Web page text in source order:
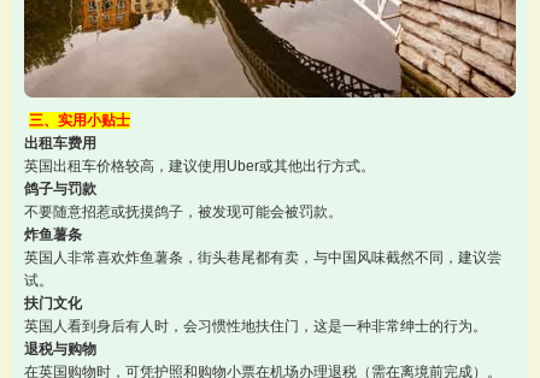
三、实用小贴士
出租车费用
英国出租车价格较高，建议使用Uber或其他出行方式。
鸽子与罚款
不要随意招惹或抚摸鸽子，被发现可能会被罚款。
炸鱼薯条
英国人非常喜欢炸鱼薯条，街头巷尾都有卖，与中国风味截然不同，建议尝
试。
扶门文化
英国人看到身后有人时，会习惯性地扶住门，这是一种非常绅士的行为。
退税与购物
在英国购物时，可凭护照和购物小票在机场办理退税（需在离境前完成）。